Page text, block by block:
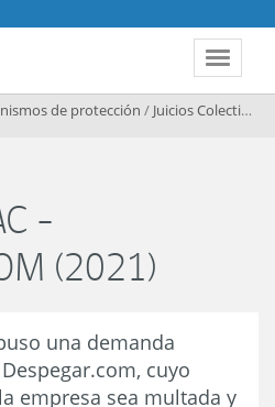
Toggle
de protección / Juicios Colectivos
-
(2021)
una demanda
cuyo
empresa sea multada y